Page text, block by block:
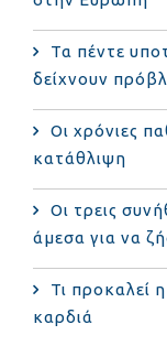
Τα πέντε
δείχνουν
Οι χρόνιες
κατάθλιψη
Οι τρεις
άμεσα για να
Τι προκαλεί
καρδιά